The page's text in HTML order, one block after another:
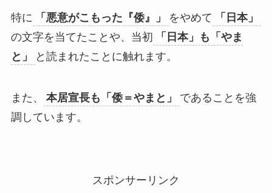
特に 「悪意がこもった『倭』」 をやめて
「日本」
の文字を当てたことや、当初
「日本」も「やま
と」
と読まれたことに触れます。
また、 本居宣長も「倭＝やまと」
であることを強
調しています。
スポンサーリンク